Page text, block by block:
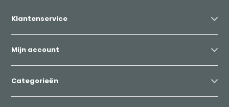
Klantenservice
Mijn account
Categorieën